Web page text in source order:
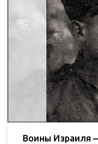
Воины Израиля